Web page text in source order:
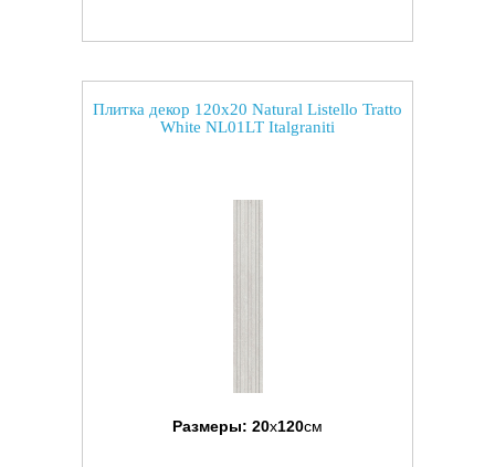
Плитка декор 120x20 Natural Listello Tratto
White NL01LT Italgraniti
Размеры: 20x120см